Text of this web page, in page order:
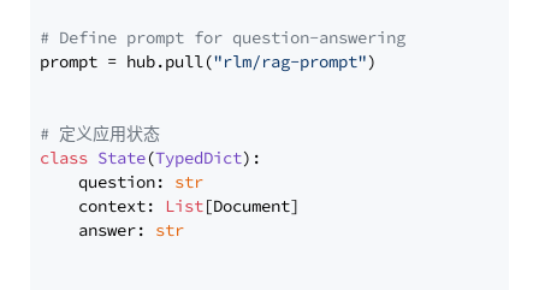
# Define prompt for question-answering
prompt = hub.pull("rlm/rag-prompt")
# 定义应用状态
class State(TypedDict):
    question:
str
    context:
List[Document]
    answer:
str